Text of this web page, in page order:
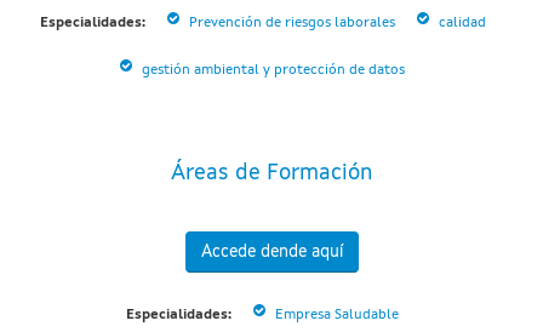
Especialidades: Prevención de riesgos laborales calidad
gestión ambiental y protección de datos
Áreas de Formación
Accede dende aquí
Especialidades: Empresa Saludable